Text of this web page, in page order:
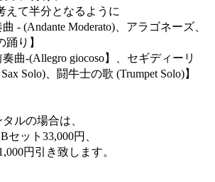
えて半分となるように
- (Andante Moderato)、アラゴネーズ、
り】
曲-(Allegro giocoso】、セギディーリ
Solo)、闘牛士の歌 (Trumpet Solo)】
ルの場合は、
セット33,000円、
円引き致します。